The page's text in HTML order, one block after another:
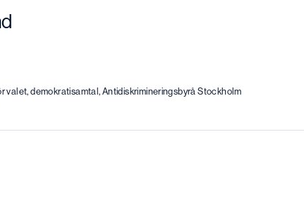
valet, demokratisamtal, Antidiskrimineringsbyrå Stockholm